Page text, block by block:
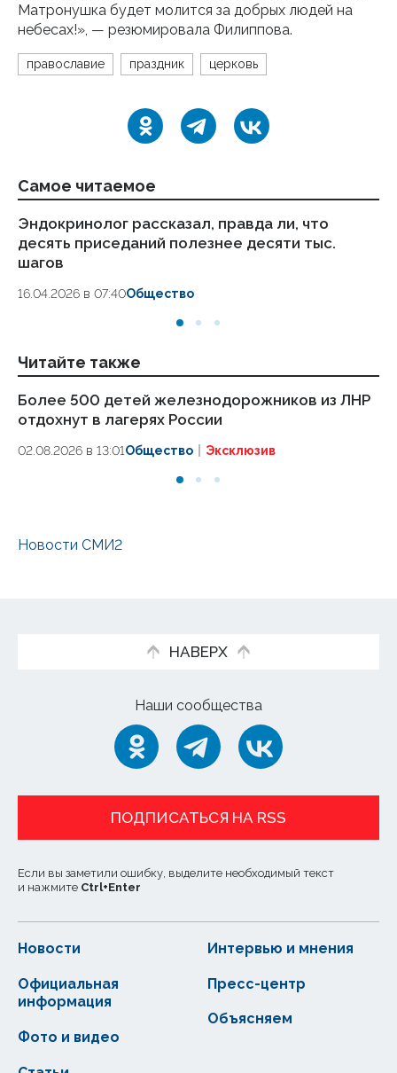
Матронушка будет молится за добрых людей на
небесах!», — резюмировала Филиппова.
православие праздник церковь
Самое читаемое
Эндокринолог рассказал, правда ли, что
десять приседаний полезнее десяти тыс.
шагов
16.04.2026 в 07:40Общество
Читайте также
Более 500 детей железнодорожников из ЛНР
отдохнут в лагерях России
02.08.2026 в 13:01Общество Эксклюзив
Новости СМИ2
НАВЕРХ
Наши сообщества
ПОДПИСАТЬСЯ НА RSS
Если вы заметили ошибку, выделите необходимый текст
и нажмите Ctrl+Enter
Новости
Официальная
информация
Интервью и мнения
Фото и видео
Пресс-центр
Объясняем